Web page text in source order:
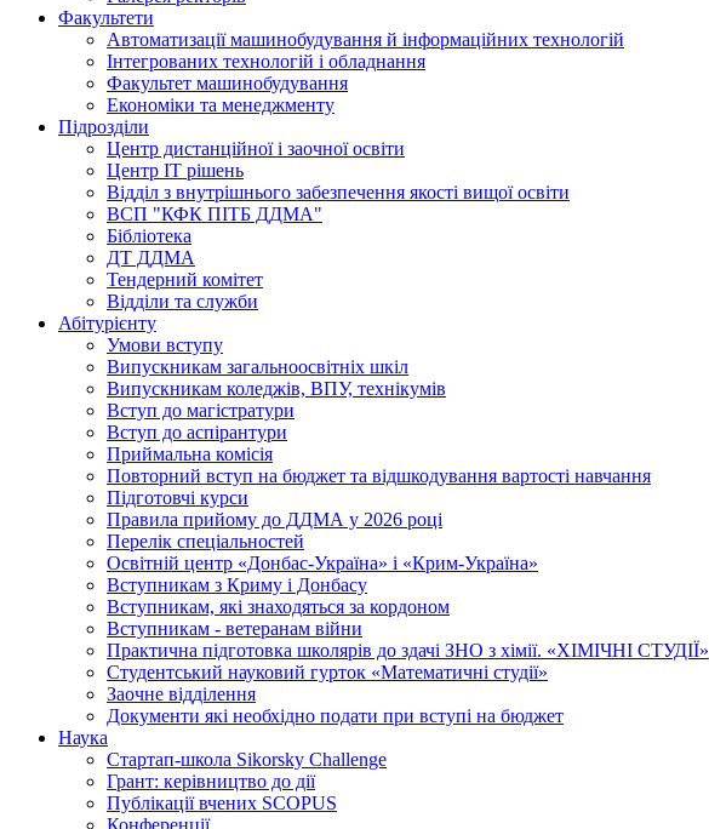
Факультети
Автоматизації машинобудування й інформаційних технологій
Інтегрованих технологій і обладнання
Факультет машинобудування
Економіки та менеджменту
Підрозділи
Центр дистанційної і заочної освіти
Центр ІТ рішень
Відділ з внутрішнього забезпечення якості вищої освіти
ВСП "КФК ПІТБ ДДМА"
Бібліотека
ДТ ДДМА
Тендерний комітет
Відділи та служби
Абітурієнту
Умови вступу
Випускникам загальноосвітніх шкіл
Випускникам коледжів, ВПУ, технікумів
Вступ до магістратури
Вступ до аспірантури
Приймальна комісія
Повторний вступ на бюджет та відшкодування вартості навчання
Підготовчі курси
Правила прийому до ДДМА у 2026 році
Перелік спеціальностей
Освітній центр «Донбас-Україна» і «Крим-Україна»
Вступникам з Криму і Донбасу
Вступникам, які знаходяться за кордоном
Вступникам - ветеранам війни
Практична підготовка школярів до здачі ЗНО з хімії. «ХІМІЧНІ СТУДІЇ»
Студентський науковий гурток «Математичні студії»
Заочне відділення
Документи які необхідно подати при вступі на бюджет
Наука
Стартап-школа Sikorsky Challenge
Грант: керівництво до дії
Публікації вчених SCOPUS
Конференції